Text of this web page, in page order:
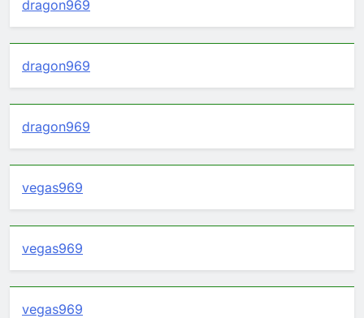
dragon969
dragon969
dragon969
vegas969
vegas969
vegas969